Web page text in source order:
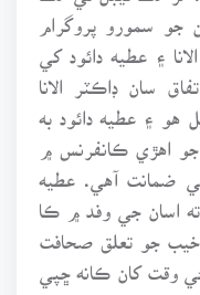
جو سمورو پروگرام
۽ عطيه دائود کي
سان ڊاڪٽر الانا
هو ۽ عطيه دائود به
جو اهڙي ڪانفرنس ۾
ضمانت آهي. عطيه
اسان جي وفد ۾ ڪا
خيب جو تعلق صحافت
وقت کان ڪانه ڇپي